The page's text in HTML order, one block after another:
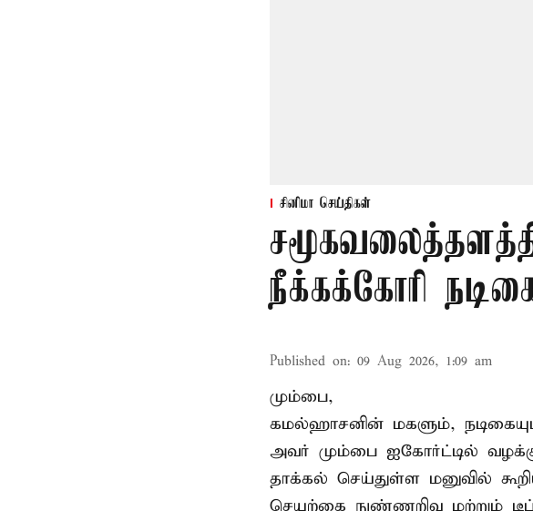
சினிமா செய்திகள்
நீக்கக்கோரி
Published on: 09 Aug 2026, 1:09 am
மும்பை,
கமல்ஹாசனின் மகளும்,
அவர் மும்பை ஐகோர்ட்டில்
தாக்கல் செய்துள்ள மனுவில்
செயற்கை நுண்ணறிவு மற்றும்